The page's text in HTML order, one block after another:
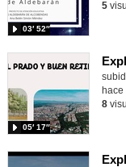
03′ 52″
5
05′ 17″
hace
8